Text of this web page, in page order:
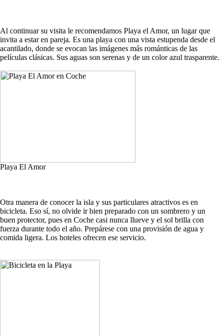
Al continuar su visita le recomendamos Playa el Amor, un lugar que
invita a estar en pareja. Es una playa con una vista estupenda desde el
acantilado, donde se evocan las imágenes más románticas de las
películas clásicas. Sus aguas son serenas y de un color azul trasparente.
Playa El Amor
Otra manera de conocer la isla y sus particulares atractivos es en
bicicleta. Eso sí, no olvide ir bien preparado con un sombrero y un
buen protector, pues en Coche casi nunca llueve y el sol brilla con
fuerza durante todo el año. Prepárese con una provisión de agua y
comida ligera. Los hoteles ofrecen ese servicio.